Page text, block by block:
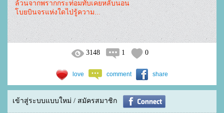
ล้วนจากพรากกระท่อมทับเคยหลับนอน
โบยบินจรแห่งใดไป่รู้ความ...
3148 1 0
love comment share
เข้าสู่ระบบแบบใหม่ / สมัครสมาชิก